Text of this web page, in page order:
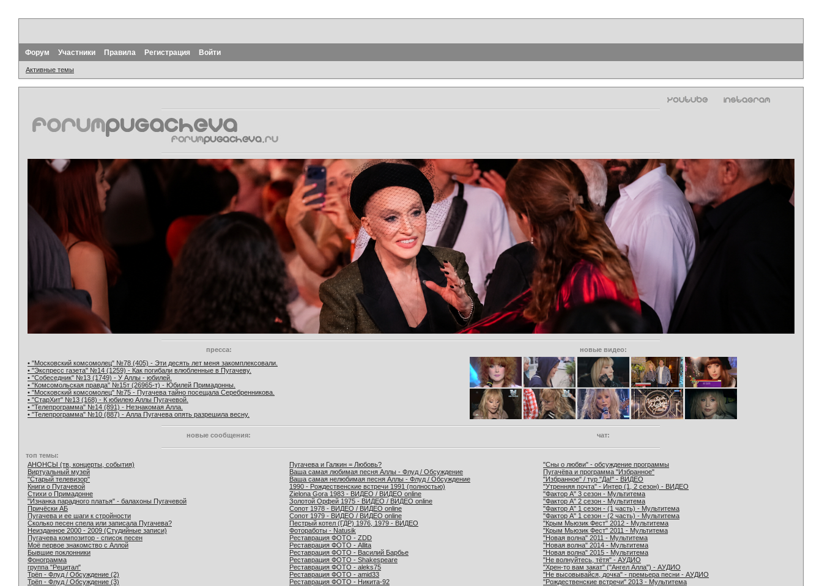
Форум Участники Правила Регистрация Войти
Активные темы
пресса:
новые видео:
• "Московский комсомолец" №78 (405) - Эти десять лет меня закомплексовали.
• "Экспресс газета" №14 (1259) - Как погибали влюбленные в Пугачеву.
• "Собеседник" №13 (1749) - У Аллы - юбилей.
• "Комсомольская правда" №15т (26965-т) - Юбилей Примадонны.
• "Московский комсомолец" №75 - Пугачева тайно посещала Серебренникова.
• "СтарХит" №13 (168) - К юбилею Аллы Пугачевой.
• "Телепрограмма" №14 (891) - Незнакомая Алла.
• "Телепрограмма" №10 (887) - Алла Пугачева опять разрешила весну.
новые сообщения: чат:
топ темы:
АНОНСЫ (тв, концерты, события)
Виртуальный музей
"Старый телевизор"
Книги о Пугачевой
Стихи о Примадонне
"Изнанка парадного платья" - балахоны Пугачевой
Причёски АБ
Пугачева и ее шаги к стройности
Сколько песен спела или записала Пугачева?
Неизданное 2000 - 2009 (Студийные записи)
Пугачева композитор - список песен
Моё первое знакомство с Аллой
Бывшие поклонники
Фонограмма
группа "Рецитал"
Трёп - Флуд / Обсуждение (2)
Трёп - Флуд / Обсуждение (3)
Пугачева и Галкин = Любовь?
Ваша самая любимая песня Аллы - Флуд / Обсуждение
Ваша самая нелюбимая песня Аллы - Флуд / Обсуждение
1990 - Рождественские встречи 1991 (полностью)
Zielona Gora 1983 - ВИДЕО / ВИДЕО online
Золотой Орфей 1975 - ВИДЕО / ВИДЕО online
Сопот 1978 - ВИДЕО / ВИДЕО online
Сопот 1979 - ВИДЕО / ВИДЕО online
Пестрый котел (ГДР) 1976, 1979 - ВИДЕО
Фотоработы - Natusik
Реставрация ФОТО - ZDD
Реставрация ФОТО - Allita
Реставрация ФОТО - Василий Барбье
Реставрация ФОТО - Shakespeare
Реставрация ФОТО - aleks75
Реставрация ФОТО - amid33
Реставрация ФОТО - Никита-92
"Сны о любви" - обсуждение программы
Пугачёва и программа "Избранное"
"Избранное" / тур "Да!" - ВИДЕО
"Утренняя почта" - Интер (1, 2 сезон) - ВИДЕО
"Фактор А" 3 сезон - Мультитема
"Фактор А" 2 сезон - Мультитема
"Фактор А" 1 сезон - (1 часть) - Мультитема
"Фактор А" 1 сезон - (2 часть) - Мультитема
"Крым Мьюзик Фест" 2012 - Мультитема
"Крым Мьюзик Фест" 2011 - Мультитема
"Новая волна" 2011 - Мультитема
"Новая волна" 2014 - Мультитема
"Новая волна" 2015 - Мультитема
"Не волнуйтесь, тётя" - АУДИО
"Хрен-то вам закат" ("Ангел Алла") - АУДИО
"Не высовывайся, дочка" - премьера песни - АУДИО
"Рождественские встречи" 2013 - Мультитема